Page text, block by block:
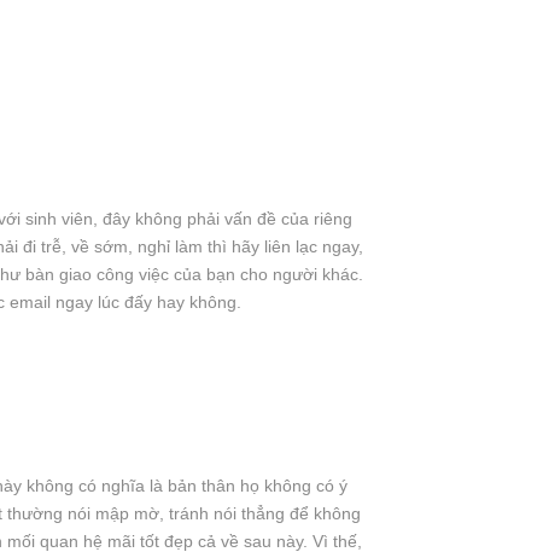
sinh viên, đây không phải vấn đề của riêng
đi trễ, về sớm, nghỉ làm thì hãy liên lạc ngay,
bàn giao công việc của bạn cho người khác.
ngay lúc đấy hay không.
không có nghĩa là bản thân họ không có ý
nói mập mờ, tránh nói thẳng để không
quan hệ mãi tốt đẹp cả về sau này. Vì thế,